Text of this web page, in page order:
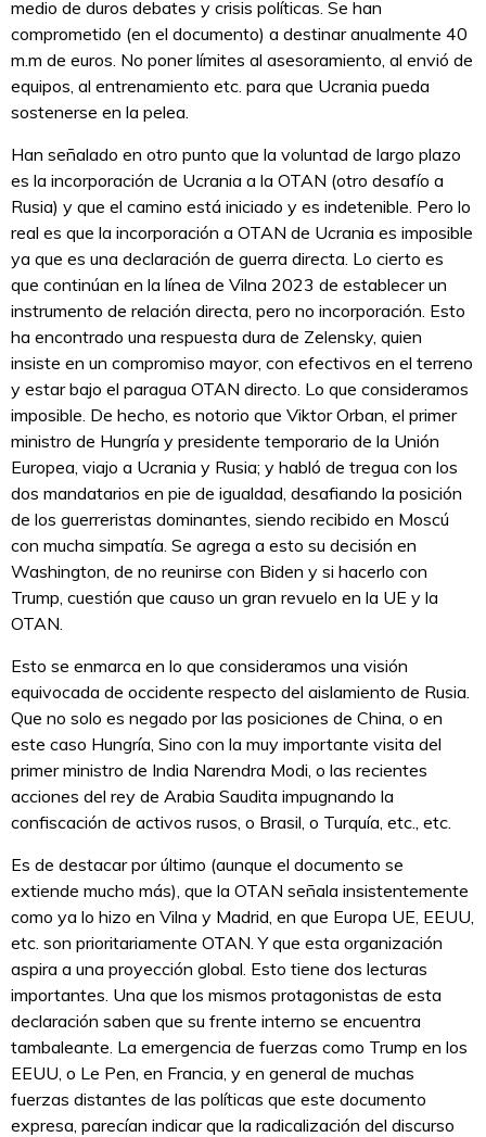
medio de duros debates y crisis políticas. Se han
comprometido (en el documento) a destinar anualmente 40
m.m de euros. No poner límites al asesoramiento, al envió de
equipos, al entrenamiento etc. para que Ucrania pueda
sostenerse en la pelea.
Han señalado en otro punto que la voluntad de largo plazo
es la incorporación de Ucrania a la OTAN (otro desafío a
Rusia) y que el camino está iniciado y es indetenible. Pero lo
real es que la incorporación a OTAN de Ucrania es imposible
ya que es una declaración de guerra directa. Lo cierto es
que continúan en la línea de Vilna 2023 de establecer un
instrumento de relación directa, pero no incorporación. Esto
ha encontrado una respuesta dura de Zelensky, quien
insiste en un compromiso mayor, con efectivos en el terreno
y estar bajo el paragua OTAN directo. Lo que consideramos
imposible. De hecho, es notorio que Viktor Orban, el primer
ministro de Hungría y presidente temporario de la Unión
Europea, viajo a Ucrania y Rusia; y habló de tregua con los
dos mandatarios en pie de igualdad, desafiando la posición
de los guerreristas dominantes, siendo recibido en Moscú
con mucha simpatía. Se agrega a esto su decisión en
Washington, de no reunirse con Biden y si hacerlo con
Trump, cuestión que causo un gran revuelo en la UE y la
OTAN.
Esto se enmarca en lo que consideramos una visión
equivocada de occidente respecto del aislamiento de Rusia.
Que no solo es negado por las posiciones de China, o en
este caso Hungría, Sino con la muy importante visita del
primer ministro de India Narendra Modi, o las recientes
acciones del rey de Arabia Saudita impugnando la
confiscación de activos rusos, o Brasil, o Turquía, etc., etc.
Es de destacar por último (aunque el documento se
extiende mucho más), que la OTAN señala insistentemente
como ya lo hizo en Vilna y Madrid, en que Europa UE, EEUU,
etc. son prioritariamente OTAN. Y que esta organización
aspira a una proyección global. Esto tiene dos lecturas
importantes. Una que los mismos protagonistas de esta
declaración saben que su frente interno se encuentra
tambaleante. La emergencia de fuerzas como Trump en los
EEUU, o Le Pen, en Francia, y en general de muchas
fuerzas distantes de las políticas que este documento
expresa, parecían indicar que la radicalización del discurso